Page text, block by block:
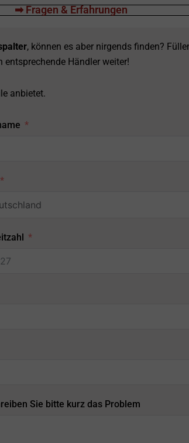
➡ Fragen & Erfahrungen
, können es aber nirgends finden?
Händler weiter!
anbietet.
Sie bitte kurz das Problem